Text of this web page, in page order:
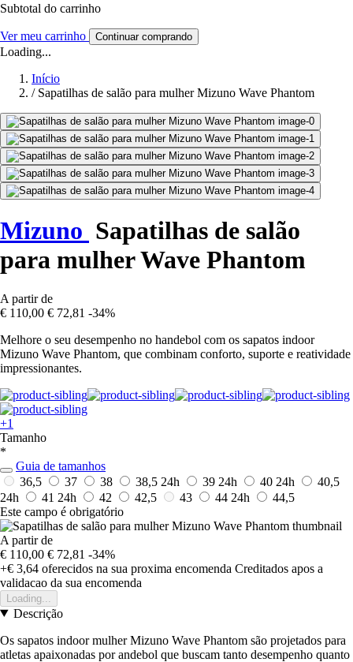
Subtotal do carrinho
Ver meu carrinho Continuar comprando
Loading...
Início
/ Sapatilhas de salão para mulher Mizuno Wave Phantom
Mizuno Sapatilhas de salão
para mulher Wave Phantom
A partir de
€ 110,00 € 72,81 -34%
Melhore o seu desempenho no handebol com os sapatos indoor
Mizuno Wave Phantom, que combinam conforto, suporte e reatividade
impressionantes.
+1
Tamanho
*
Guia de tamanhos
36,5
37 38 38,5 24h 39 24h 40 24h
40,5
24h
41 24h 42 42,5 43 44 24h
44,5
Este campo é obrigatório
A partir de
€ 110,00 € 72,81 -34%
+€ 3,64 oferecidos na sua proxima encomenda Creditados apos a
validacao da sua encomenda
Loading...
Descrição
Os sapatos indoor mulher Mizuno Wave Phantom são projetados para
atletas apaixonadas por andebol que buscam tanto desempenho quanto